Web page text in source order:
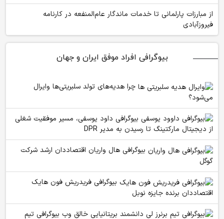
از مبارزات پارلمانی تا خدمات ماندگار عام‌المنفعه در کارنامه
فیروزآبادی
بیوگرافی افراد موفق ایران و جهان
چرا هدیه‌های تولد سلبریتی‌ها وایرال
می‌شود؟
بیوگرافی داود یوسفی، مسیر موفقیت شغلی
از دیجیتال مارکتینگ تا رسیدن به مدیر DPR
بیوگرافی هال واریان اقتصاددان ارشد شرکت
گوگل
بیوگرافی فریدریش فون هایک
اقتصاددان برنده جایزه نوبل
بیوگرافی تیم